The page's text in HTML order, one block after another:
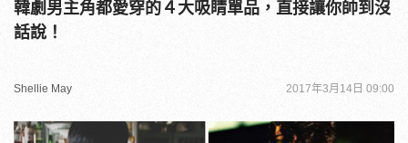
韓劇男主角都愛穿的４大吸睛單品，直接讓你帥到沒
話說！
Shellie May 2017年3月14日 09:00